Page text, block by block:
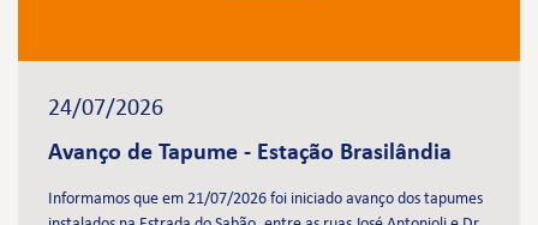
24/07/2026
Avanço de Tapume - Estação Brasilândia
Informamos que em 21/07/2026 foi iniciado avanço dos tapumes